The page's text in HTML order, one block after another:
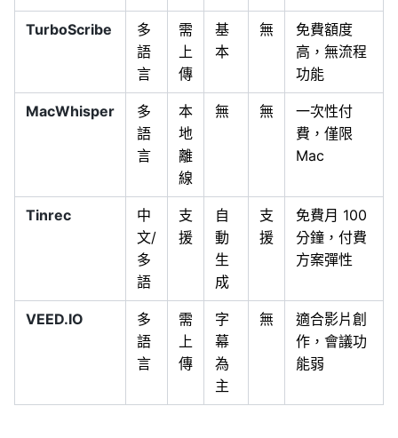
TurboScribe
多
語
言
需
上
傳
基
本
無
免費額度
高，無流程
功能
MacWhisper
多
語
言
本
地
離
線
無 無
一次性付
費，僅限
Mac
Tinrec
中
文/
多
語
支
援
自
動
生
成
支
援
免費月 100
分鐘，付費
方案彈性
VEED.IO
多
語
言
需
上
傳
字
幕
為
主
無
適合影片創
作，會議功
能弱